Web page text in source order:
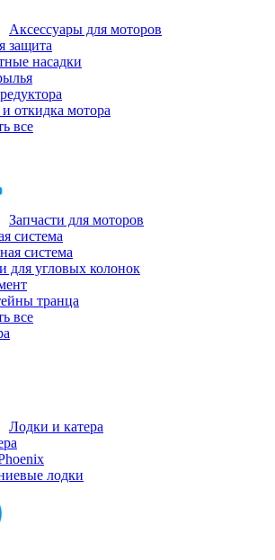
Аксессуары для моторов
защита
насадки
откидка мотора
все
Запчасти для моторов
система
система
для угловых колонок
транца
все
Лодки и катера
лодки